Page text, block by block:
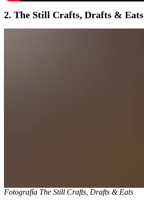
2. The Still Crafts, Drafts & Eats
Fotografía The Still Crafts, Drafts & Eats